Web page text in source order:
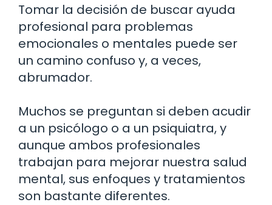
Tomar la decisión de buscar ayuda
profesional para problemas
emocionales o mentales puede ser
un camino confuso y, a veces,
abrumador.
Muchos se preguntan si deben acudir
a un psicólogo o a un psiquiatra, y
aunque ambos profesionales
trabajan para mejorar nuestra salud
mental, sus enfoques y tratamientos
son bastante diferentes.